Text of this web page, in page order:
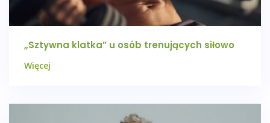
„Sztywna klatka” u osób trenujących siłowo
Więcej